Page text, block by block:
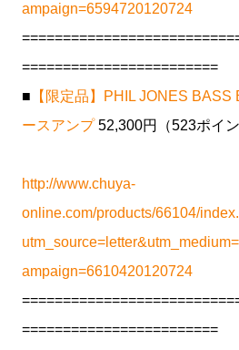
ampaign=6594720120724
========================
■ 【限定品】PHIL JONES
ースアンプ52,300円（523ポイン
http://www.chuya-
online.com/products/66104/
ampaign=6610420120724
========================